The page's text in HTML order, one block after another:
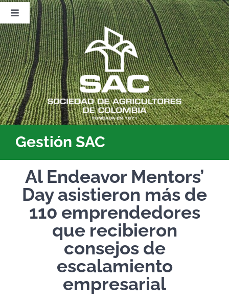
Saltar
contenido
Toggle
Navigation
Nosotros
Publicaciones
Sala de Prensa
Eventos
Gestión SAC
Al Endeavor Mentors’
Day asistieron más de
110 emprendedores
que recibieron
consejos de
escalamiento
empresarial